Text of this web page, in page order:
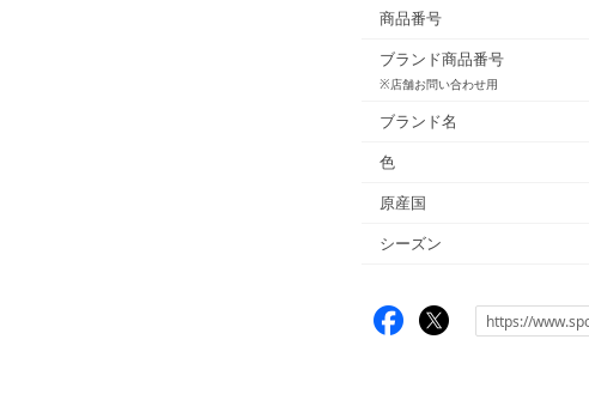
商品番号
ブランド商品番号
※店舗お問い合わせ用
ブランド名
色
原産国
シーズン